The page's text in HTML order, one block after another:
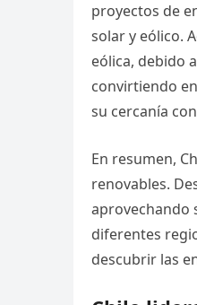
proyectos de
solar y eólico.
eólica, debido
convirtiendo
su cercanía
En resumen,
renovables.
aprovechando
diferentes
descubrir las